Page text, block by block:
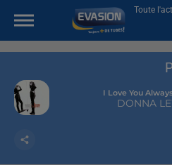
Toute
I Love You
DONNA